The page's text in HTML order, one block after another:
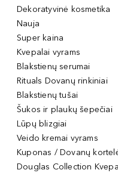
Dekoratyvinė kosmetika
Nauja
Super kaina
Kvepalai vyrams
Blakstienų serumai
Rituals Dovanų rinkiniai
Blakstienų tušai
Šukos ir plaukų šepečiai
Lūpų blizgiai
Veido kremai vyrams
Kuponas / Dovanų
Douglas Collection